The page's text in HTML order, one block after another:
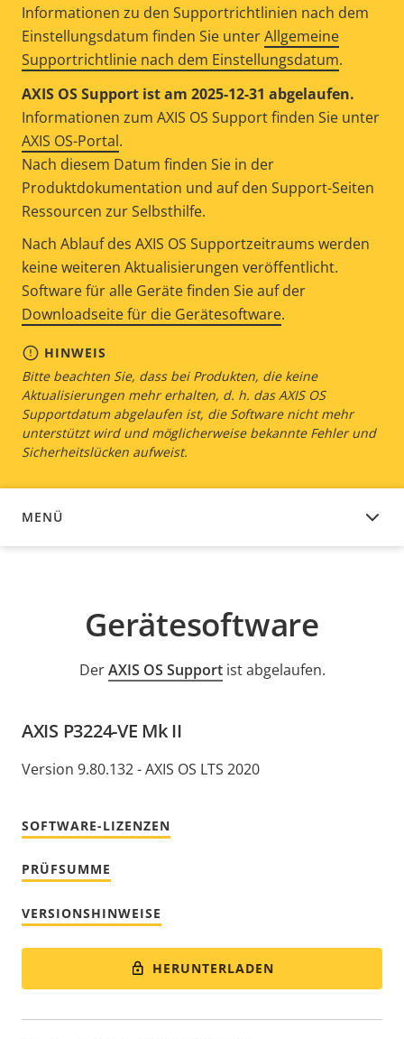
Informationen zu den Supportrichtlinien nach dem
Einstellungsdatum finden Sie unterAllgemeine
Supportrichtlinie nach dem Einstellungsdatum.
AXIS OS Support ist am 2025-12-31 abgelaufen.
Informationen zum AXIS OS Support finden Sie unter
AXIS OS-Portal.
Nach diesem Datum finden Sie in der
Produktdokumentation und auf den Support-Seiten
Ressourcen zur Selbsthilfe.
Nach Ablauf des AXIS OS Supportzeitraums werden
keine weiteren Aktualisierungen veröffentlicht.
Software für alle Geräte finden Sie auf der
Downloadseite für die Gerätesoftware.
HINWEIS
Bitte beachten Sie, dass bei Produkten, die keine
Aktualisierungen mehr erhalten, d. h. das AXIS OS
Supportdatum abgelaufen ist, die Software nicht mehr
unterstützt wird und möglicherweise bekannte Fehler und
Sicherheitslücken aufweist.
MENÜ
GERÄTESOFTWARE
Gerätesoftware
DerAXIS OS Supportist abgelaufen.
AXIS P3224-VE Mk II
Version 9.80.132 - AXIS OS LTS 2020
SOFTWARE-LIZENZEN
PRÜFSUMME
VERSIONSHINWEISE
HERUNTERLADEN